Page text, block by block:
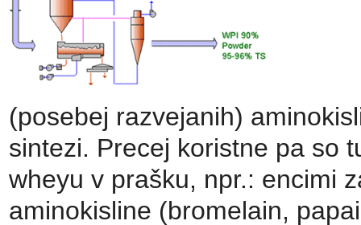
(posebej razvejanih)
sintezi. Precej koristne pa so
wheyu v prašku, npr.: encimi
aminokisline (bromelain,